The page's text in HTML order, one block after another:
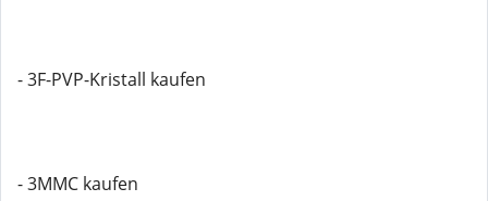
- 3F-PVP-Kristall kaufen
- 3MMC kaufen